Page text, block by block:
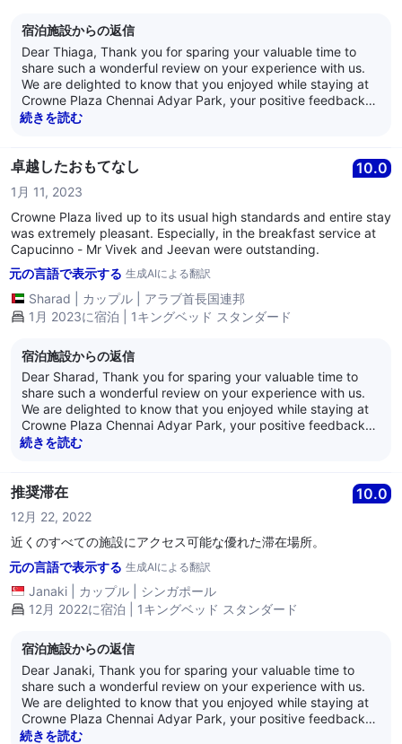
宿泊施設からの返信
Dear Thiaga, Thank you for sparing your valuable time to
share such a wonderful review on your experience with us.
We are delighted to know that you enjoyed while staying at
Crowne Plaza Chennai Adyar Park, your positive feedback
will act as source of inspiration for us. Your kind words
always. We would once again like to thank you for the review
Crowne Plaza Chennai Adyar Park. Best Regards, Anand
Nair General Manager Crowne Plaza Chennai Adyar Park
続きを読む
卓越したおもてなし 10.0
1月 11, 2023
Crowne Plaza lived up to its usual high standards and entire stay
was extremely pleasant. Especially, in the breakfast service at
Capucinno - Mr Vivek and Jeevan were outstanding.
元の言語で表示する 生成AIによる翻訳
Sharad カップル
アラブ首長国連邦
1月 2023に宿泊 | 1キングベッド スタンダード
宿泊施設からの返信
Dear Sharad, Thank you for sparing your valuable time to
share such a wonderful review on your experience with us.
We are delighted to know that you enjoyed while staying at
Crowne Plaza Chennai Adyar Park, your positive feedback
will act as source of inspiration for us. Your kind words
always. Your mention of our team members is immensely
valued and we shall communicate your kind feedback to the
team who shall be immensely delighted to hear of the same.
We would once again like to thank you for the review and we
look forward to welcome you soon again at the Crowne Plaza
Chennai Adyar Park. Best Regards, Anand Nair General
Manager Crowne Plaza Chennai Adyar Park
続きを読む
推奨滞在 10.0
12月 22, 2022
近くのすべての施設にアクセス可能な優れた滞在場所。
元の言語で表示する 生成AIによる翻訳
Janaki カップル
シンガポール
12月 2022に宿泊 | 1キングベッド スタンダード
宿泊施設からの返信
Dear Janaki, Thank you for sparing your valuable time to
share such a wonderful review on your experience with us.
We are delighted to know that you enjoyed while staying at
Crowne Plaza Chennai Adyar Park, your positive feedback
will act as source of inspiration for us. Your kind words
続きを読む